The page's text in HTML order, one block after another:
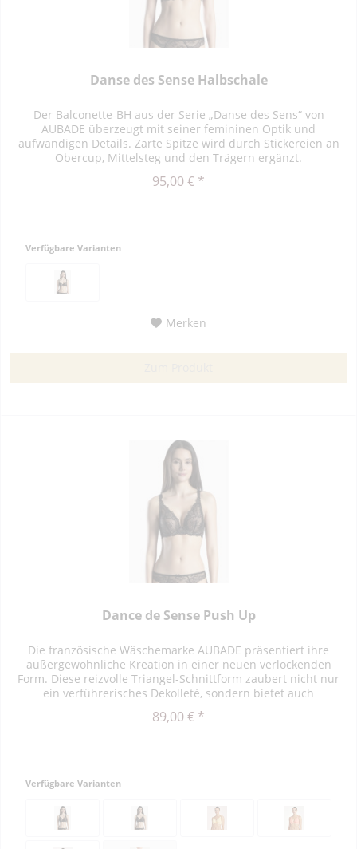
Danse des Sense Halbschale
Der Balconette-BH aus der Serie „Danse des Sens“ von
AUBADE überzeugt mit seiner femininen Optik und
aufwändigen Details. Zarte Spitze wird durch Stickereien an
Obercup, Mittelsteg und den Trägern ergänzt.
95,00 € *
Verfügbare Varianten
Merken
Dance de Sense Push Up
Die französische Wäschemarke AUBADE präsentiert ihre
außergewöhnliche Kreation in einer neuen verlockenden
Form. Diese reizvolle Triangel-Schnittform zaubert nicht nur
ein verführerisches Dekolleté, sondern bietet auch
einzigartigen...
89,00 € *
Verfügbare Varianten